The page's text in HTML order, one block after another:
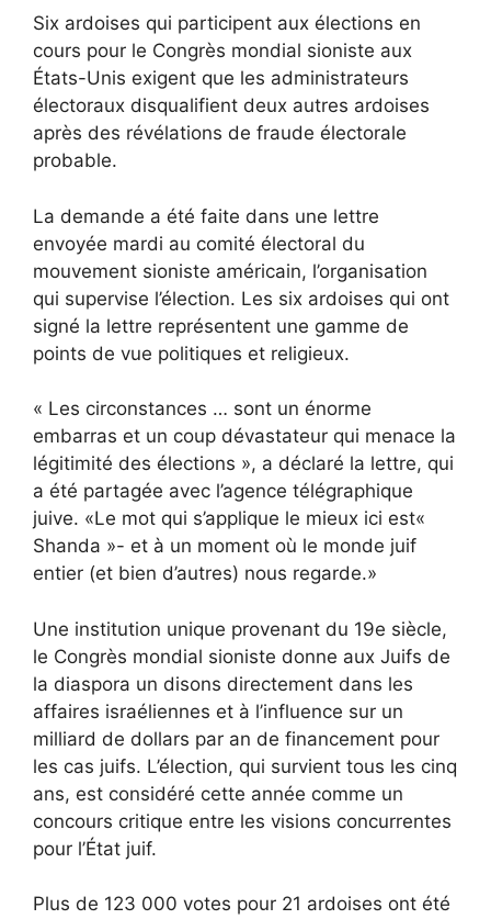
Six ardoises qui participent aux élections en
cours pour le Congrès mondial sioniste aux
États-Unis exigent que les administrateurs
électoraux disqualifient deux autres ardoises
après des révélations de fraude électorale
probable.
La demande a été faite dans une lettre
envoyée mardi au comité électoral du
mouvement sioniste américain, l’organisation
qui supervise l’élection. Les six ardoises qui ont
signé la lettre représentent une gamme de
points de vue politiques et religieux.
« Les circonstances … sont un énorme
embarras et un coup dévastateur qui menace la
légitimité des élections », a déclaré la lettre, qui
a été partagée avec l’agence télégraphique
juive. «Le mot qui s’applique le mieux ici est«
Shanda »- et à un moment où le monde juif
entier (et bien d’autres) nous regarde.»
Une institution unique provenant du 19e siècle,
le Congrès mondial sioniste donne aux Juifs de
la diaspora un disons directement dans les
affaires israéliennes et à l’influence sur un
milliard de dollars par an de financement pour
les cas juifs. L’élection, qui survient tous les cinq
ans, est considéré cette année comme un
concours critique entre les visions concurrentes
pour l’État juif.
Plus de 123 000 votes pour 21 ardoises ont été